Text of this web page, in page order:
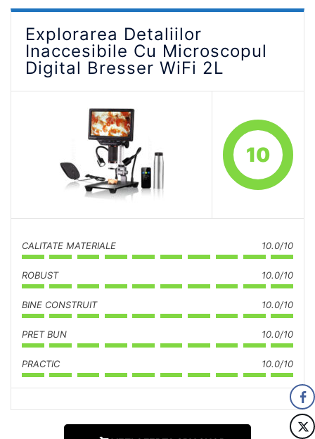
Explorarea Detaliilor
Inaccesibile Cu Microscopul
Digital Bresser WiFi 2L
10
CALITATE MATERIALE 10.0/10
ROBUST 10.0/10
BINE CONSTRUIT 10.0/10
PRET BUN 10.0/10
PRACTIC 10.0/10